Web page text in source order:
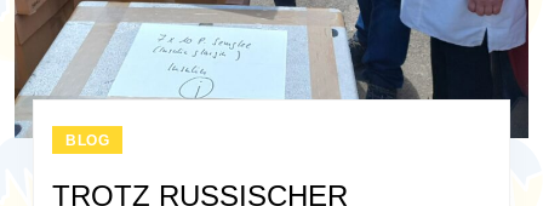
BLOG
TROTZ RUSSISCHER